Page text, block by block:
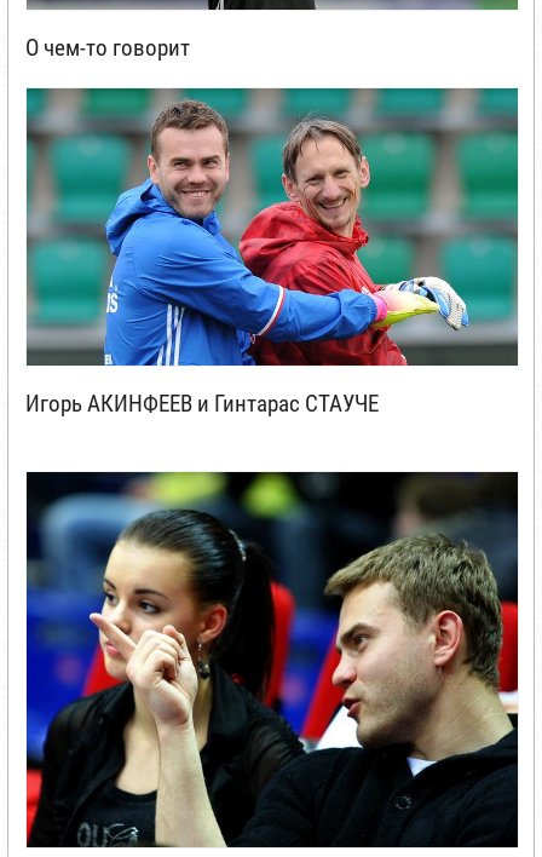
О чем-то говорит
Игорь АКИНФЕЕВ и Гинтарас СТАУЧЕ